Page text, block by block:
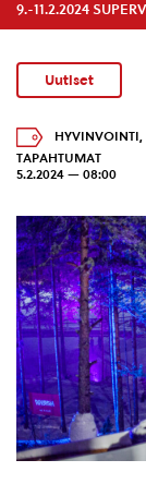
9.-11.2.2024
Uutiset
HYVINVOINTI,
TAPAHTUMAT
5.2.2024 — 08:00